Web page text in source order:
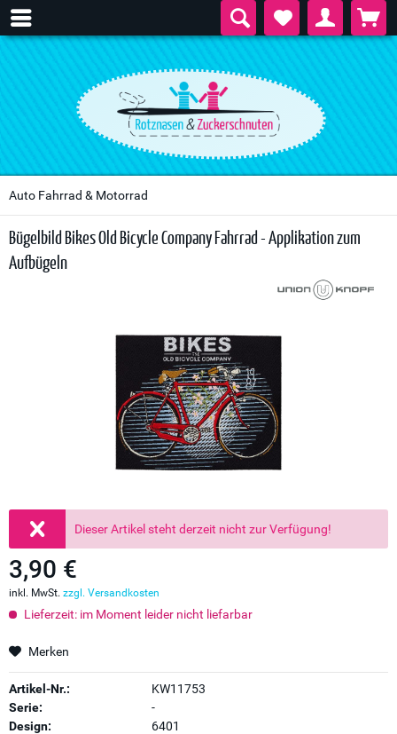
Auto Fahrrad & Motorrad
Bügelbild Bikes Old Bicycle Company Fahrrad - Applikation zum
Aufbügeln
Dieser Artikel steht derzeit nicht zur Verfügung!
3,90 €
inkl. MwSt. zzgl. Versandkosten
Lieferzeit: im Moment leider nicht liefarbar
Merken
Artikel-Nr.:
KW11753
Serie:
-
Design:
6401